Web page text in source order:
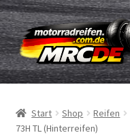
Zur
Navigation
springen
Zum
Inhalt
springen
Reifen
Schläuche
Start Shop Reifen
73H TL (Hinterreifen)